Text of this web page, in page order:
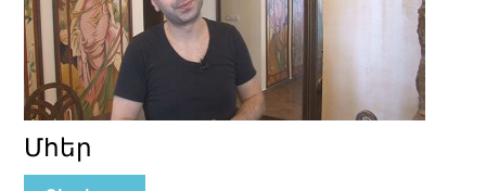
Մհեր